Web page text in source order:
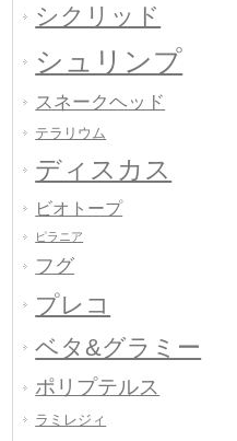
シクリッド
シュリンプ
スネークヘッド
テラリウム
ディスカス
ビオトープ
ピラニア
フグ
プレコ
ベタ&グラミー
ポリプテルス
ラミレジィ